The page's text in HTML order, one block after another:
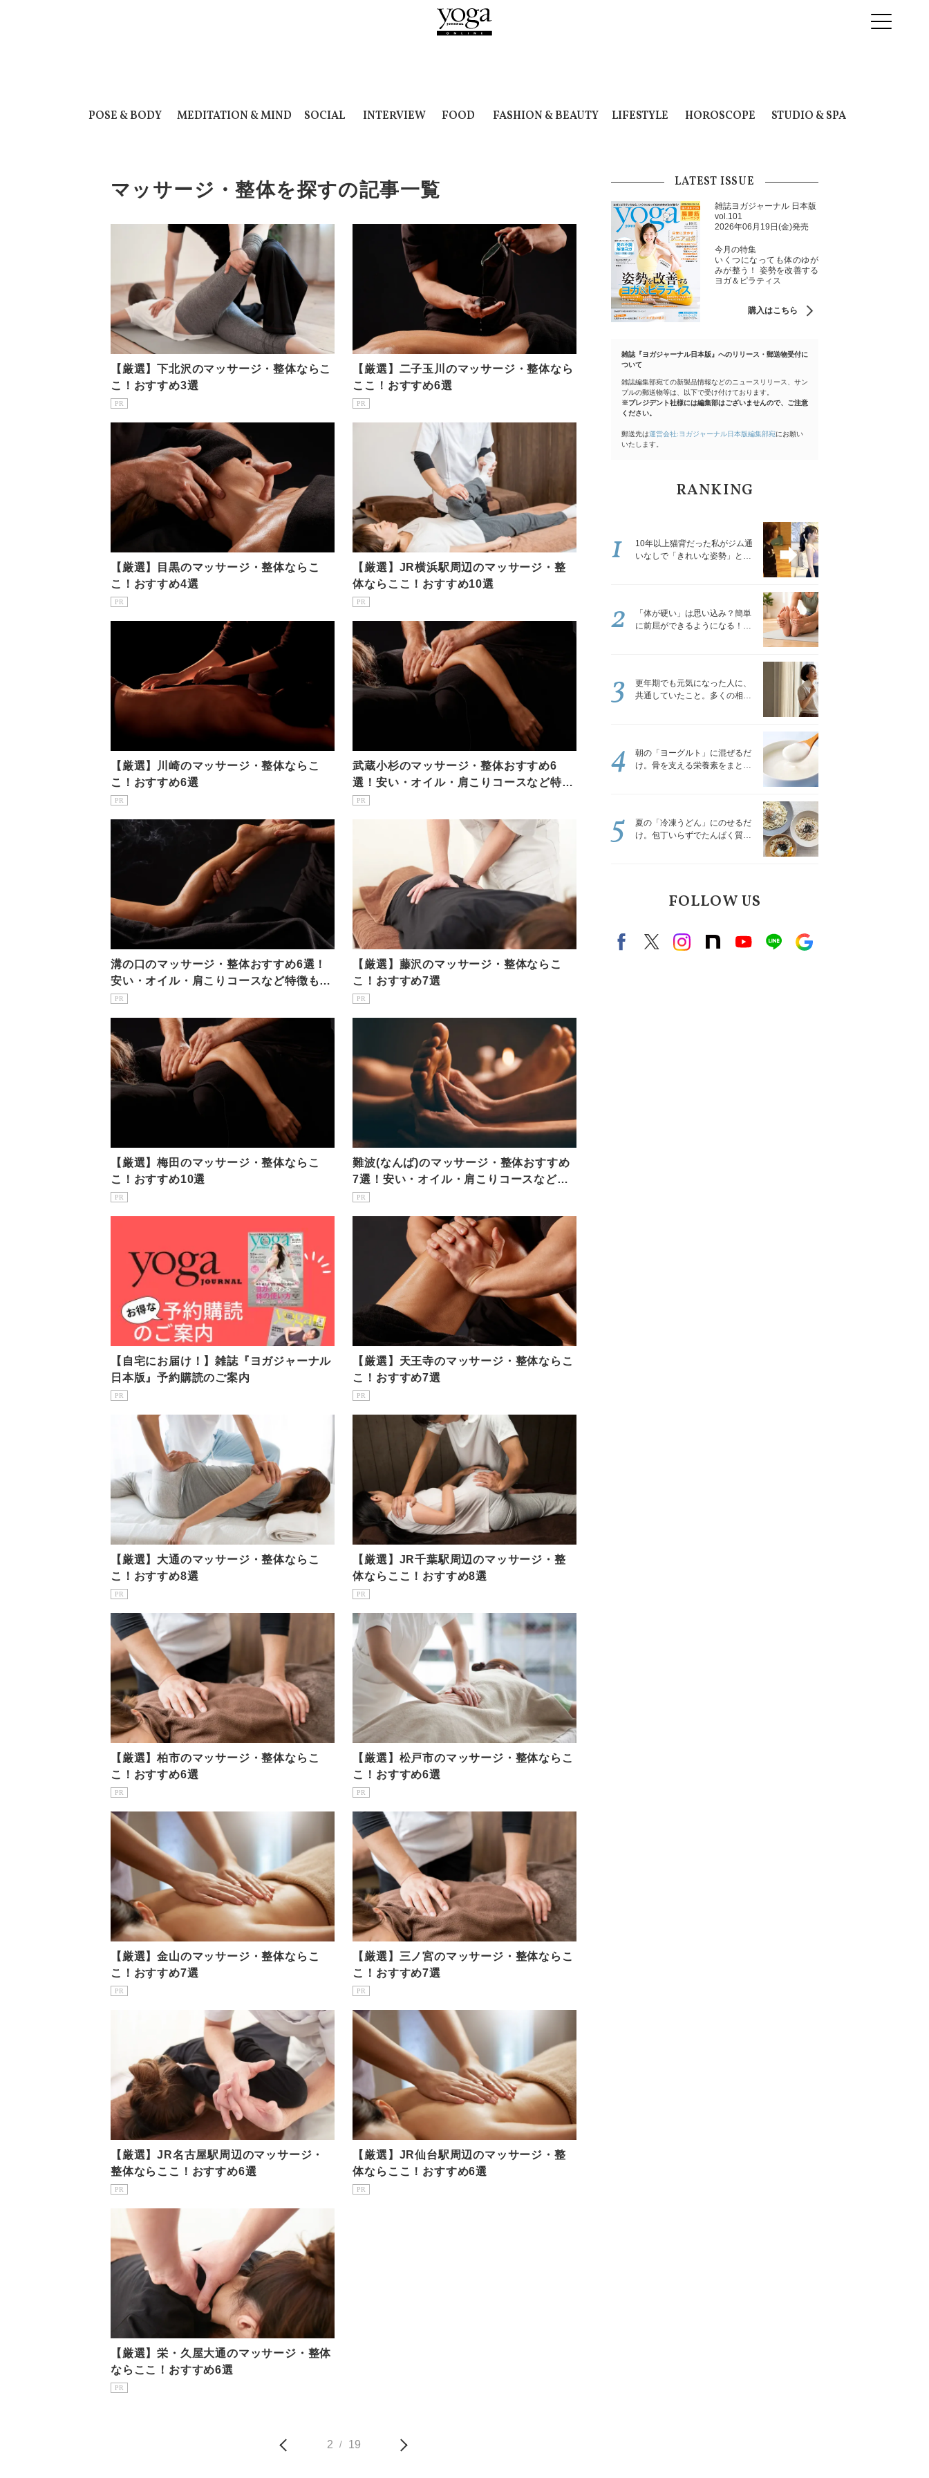
POSE & BODY MEDITATION & MIND SOCIAL INTERVIEW FOOD FASHION & BEAUTY LIFESTYLE HOROSCOPE STUDIO & SPA
マッサージ・整体を探すの記事一覧
【厳選】下北沢のマッサージ・整体ならこ
こ！おすすめ3選
PR
【厳選】二子玉川のマッサージ・整体なら
ここ！おすすめ6選
PR
【厳選】目黒のマッサージ・整体ならこ
こ！おすすめ4選
PR
【厳選】JR横浜駅周辺のマッサージ・整
体ならここ！おすすめ10選
PR
【厳選】川崎のマッサージ・整体ならこ
こ！おすすめ6選
PR
武蔵小杉のマッサージ・整体おすすめ6
選！安い・オイル・肩こりコースなど特徴
も紹介！
PR
溝の口のマッサージ・整体おすすめ6選！
安い・オイル・肩こりコースなど特徴も紹
介！
PR
【厳選】藤沢のマッサージ・整体ならこ
こ！おすすめ7選
PR
【厳選】梅田のマッサージ・整体ならこ
こ！おすすめ10選
PR
難波(なんば)のマッサージ・整体おすすめ
7選！安い・オイル・肩こりコースなど特
徴も紹介！
PR
【自宅にお届け！】雑誌『ヨガジャーナル
日本版』予約購読のご案内
PR
【厳選】天王寺のマッサージ・整体ならこ
こ！おすすめ7選
PR
【厳選】大通のマッサージ・整体ならこ
こ！おすすめ8選
PR
【厳選】JR千葉駅周辺のマッサージ・整
体ならここ！おすすめ8選
PR
【厳選】柏市のマッサージ・整体ならこ
こ！おすすめ6選
PR
【厳選】松戸市のマッサージ・整体ならこ
こ！おすすめ6選
PR
【厳選】金山のマッサージ・整体ならこ
こ！おすすめ7選
PR
【厳選】三ノ宮のマッサージ・整体ならこ
こ！おすすめ7選
PR
【厳選】JR名古屋駅周辺のマッサージ・
整体ならここ！おすすめ6選
PR
【厳選】JR仙台駅周辺のマッサージ・整
体ならここ！おすすめ6選
PR
【厳選】栄・久屋大通のマッサージ・整体
ならここ！おすすめ6選
PR
2 / 19
LATEST ISSUE
雑誌ヨガジャーナル 日本版
vol.101
2026年06月19日(金)発売
今月の特集
いくつになっても体のゆが
みが整う！ 姿勢を改善する
ヨガ＆ピラティス
購入はこちら
雑誌『ヨガジャーナル日本版』へのリリース・郵送物受付に
ついて
雑誌編集部宛ての新製品情報などのニュースリリース、サン
プルの郵送物等は、以下で受け付けております。
※プレジデント社様には編集部はございませんので、ご注意
ください。
郵送先は運営会社:ヨガジャーナル日本版編集部宛にお願い
いたします。
RANKING
10年以上猫背だった私がジム通
いなしで「きれいな姿勢」と褒
1
「体が硬い」は思い込み？簡単
に前屈ができるようになる！腿
2
更年期でも元気になった人に、
共通していたこと。多くの相談
3
朝の「ヨーグルト」に混ぜるだ
け。骨を支える栄養素をまとめ
4
夏の「冷凍うどん」にのせるだ
け。包丁いらずでたんぱく質を
5
FOLLOW US
FacebookX（旧twitter）
instagram
note Youtubeline